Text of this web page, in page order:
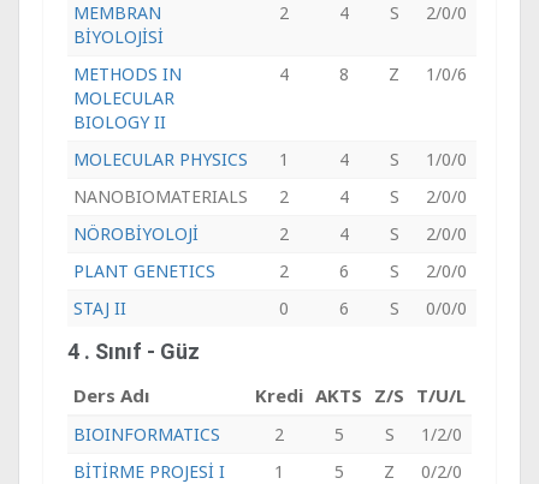
MEMBRAN
BİYOLOJİSİ
2 4 S 2/0/0
METHODS IN
MOLECULAR
BIOLOGY II
4 8 Z 1/0/6
MOLECULAR PHYSICS 1 4 S
1/0/0
NANOBIOMATERIALS
2 4 S
2/0/0
NÖROBİYOLOJİ
2 4 S
2/0/0
PLANT GENETICS
2 6 S
2/0/0
STAJ II
0 6 S 0/0/0
4 . Sınıf - Güz
Ders Adı Kredi AKTS Z/S T/U/L
BIOINFORMATICS 2 5 S
1/2/0
BİTİRME PROJESİ I
1 5 Z
0/2/0